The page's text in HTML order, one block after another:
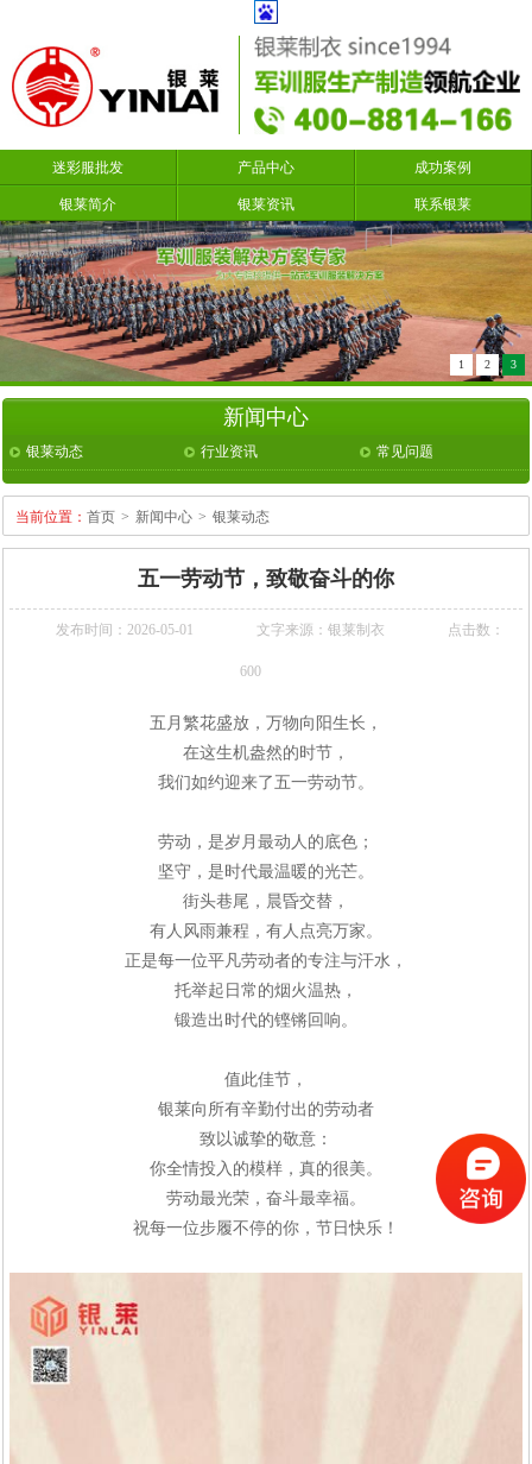
迷彩服批发 产品中心 成功案例
银莱简介 银莱资讯 联系银莱
1 2 3
新闻中心
银莱动态 行业资讯 常见问题
当前位置：首页 > 新闻中心 > 银莱动态
五一劳动节，致敬奋斗的你
发布时间：2026-05-01 文字来源：银莱制衣 点击数：
600
五月繁花盛放，万物向阳生长，
在这生机盎然的时节，
我们如约迎来了 五一劳动节。
劳动，是岁月最动人的底色；
坚守，是时代最温暖的光芒。
街头巷尾，晨昏交替，
有人风雨兼程，有人点亮万家。
正是每一位平凡劳动者的专注与汗水，
托举起日常的烟火温热，
锻造出时代的铿锵回响。
值此佳节，
银莱向所有辛勤付出的劳动者
致以诚挚的敬意：
你全情投入的模样，真的很美。
劳动最光荣，奋斗最幸福。
祝每一位步履不停的你，节日快乐！